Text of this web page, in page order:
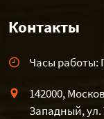
Контакты
Часы работы:
142000,
Западный, ул.